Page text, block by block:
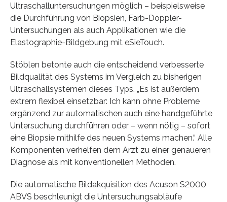
Ultraschalluntersuchungen möglich – beispielsweise
die Durchführung von Biopsien, Farb-Doppler-
Untersuchungen als auch Applikationen wie die
Elastographie-Bildgebung mit eSieTouch.
Stöblen betonte auch die entscheidend verbesserte
Bildqualität des Systems im Vergleich zu bisherigen
Ultraschallsystemen dieses Typs. „Es ist außerdem
extrem flexibel einsetzbar: Ich kann ohne Probleme
ergänzend zur automatischen auch eine handgeführte
Untersuchung durchführen oder – wenn nötig – sofort
eine Biopsie mithilfe des neuen Systems machen.“ Alle
Komponenten verhelfen dem Arzt zu einer genaueren
Diagnose als mit konventionellen Methoden.
Die automatische Bildakquisition des Acuson S2000
ABVS beschleunigt die Untersuchungsabläufe